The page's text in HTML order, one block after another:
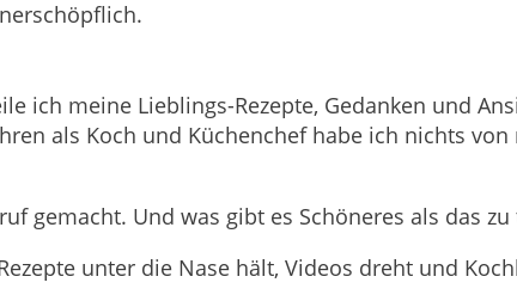
ich meine Lieblings-Rezepte, Gedanken und
als Koch und Küchenchef habe ich nichts
gemacht. Und was gibt es Schöneres als das
unter die Nase hält, Videos dreht und